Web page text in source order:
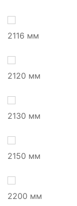
2116 мм
2120 мм
2130 мм
2150 мм
2200 мм